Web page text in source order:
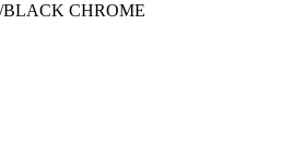
CHROME